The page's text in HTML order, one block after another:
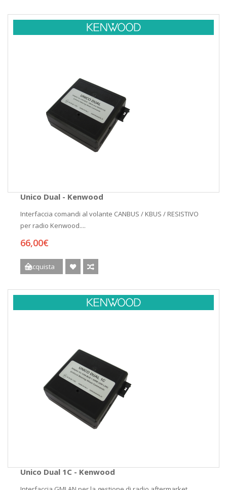
Unico Dual - Kenwood
Interfaccia comandi al volante CANBUS / KBUS / RESISTIVO
per radio Kenwood....
66,00€
Acquista
Unico Dual 1C - Kenwood